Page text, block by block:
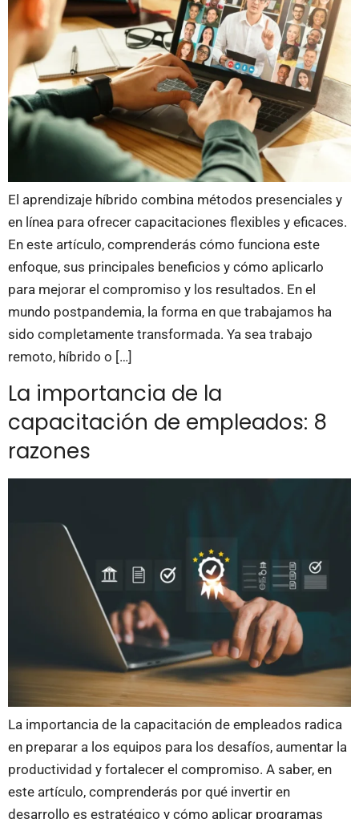
El aprendizaje híbrido combina métodos presenciales y
en línea para ofrecer capacitaciones flexibles y eficaces.
En este artículo, comprenderás cómo funciona este
enfoque, sus principales beneficios y cómo aplicarlo
para mejorar el compromiso y los resultados. En el
mundo postpandemia, la forma en que trabajamos ha
sido completamente transformada. Ya sea trabajo
remoto, híbrido o […]
La importancia de la
capacitación de empleados: 8
razones
La importancia de la capacitación de empleados radica
en preparar a los equipos para los desafíos, aumentar la
productividad y fortalecer el compromiso. A saber, en
este artículo, comprenderás por qué invertir en
desarrollo es estratégico y cómo aplicar programas